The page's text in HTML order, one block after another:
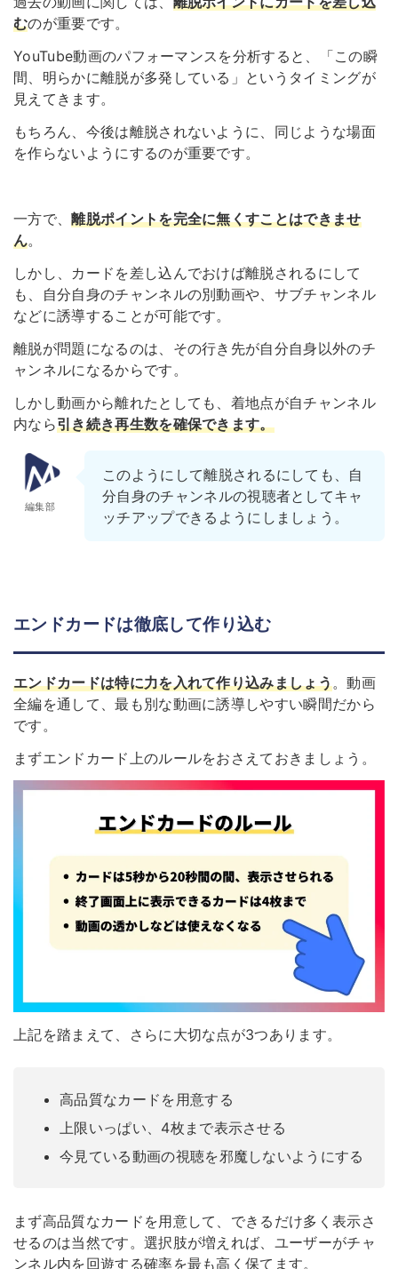
むのが重要です。
YouTube動画のパフォーマンスを分析すると、「この瞬
間、明らかに離脱が多発している」というタイミングが
見えてきます。
もちろん、今後は離脱されないように、同じような場面
を作らないようにするのが重要です。
一方で、離脱ポイントを完全に無くすことはできませ
ん。
しかし、カードを差し込んでおけば離脱されるにして
も、自分自身のチャンネルの別動画や、サブチャンネル
などに誘導することが可能です。
離脱が問題になるのは、その行き先が自分自身以外のチ
ャンネルになるからです。
しかし動画から離れたとしても、着地点が自チャンネル
内なら引き続き再生数を確保できます。
編集部
このようにして離脱されるにしても、自
分自身のチャンネルの視聴者としてキャ
ッチアップできるようにしましょう。
エンドカードは徹底して作り込む
エンドカードは特に力を入れて作り込みましょう。動画
全編を通して、最も別な動画に誘導しやすい瞬間だから
です。
まずエンドカード上のルールをおさえておきましょう。
上記を踏まえて、さらに大切な点が3つあります。
高品質なカードを用意する
上限いっぱい、4枚まで表示させる
今見ている動画の視聴を邪魔しないようにする
まず高品質なカードを用意して、できるだけ多く表示さ
せるのは当然です。選択肢が増えれば、ユーザーがチャ
ンネル内を回遊する確率を最も高く保てます。